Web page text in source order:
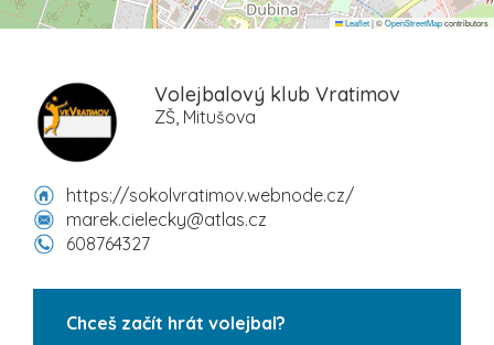
Leaflet|©OpenStreetMapcontributors
Volejbalový klub Vratimov
ZŠ, Mitušova
https://sokolvratimov.webnode.cz/
marek.cielecky@atlas.cz
608764327
Chceš začít hrát volejbal?